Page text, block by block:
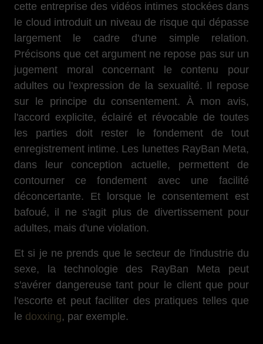
cette entreprise des vidéos intimes stockées dans
le cloud introduit un niveau de risque qui dépasse
largement le cadre d'une simple relation.
Précisons que cet argument ne repose pas sur un
jugement moral concernant le contenu pour
adultes ou l'expression de la sexualité. Il repose
sur le principe du consentement. À mon avis,
l'accord explicite, éclairé et révocable de toutes
les parties doit rester le fondement de tout
enregistrement intime. Les lunettes RayBan Meta,
dans leur conception actuelle, permettent de
contourner ce fondement avec une facilité
déconcertante. Et lorsque le consentement est
bafoué, il ne s'agit plus de divertissement pour
adultes, mais d'une violation.
Et si je ne prends que le secteur de l'industrie du
sexe, la technologie des RayBan Meta peut
s'avérer dangereuse tant pour le client que pour
l'escorte et peut faciliter des pratiques telles que
le doxxing, par exemple.